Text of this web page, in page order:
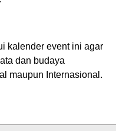
kalender event ini agar
dan budaya
maupun Internasional.